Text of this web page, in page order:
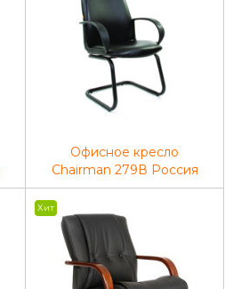
Офисное кресло
Chairman 279В Россия
к.з.черный
Хит